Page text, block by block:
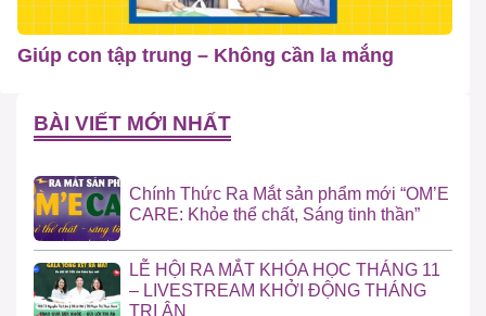
Giúp con tập trung – Không cần la mắng
BÀI VIẾT MỚI NHẤT
Chính Thức Ra Mắt sản phẩm mới “OM’E
CARE: Khỏe thể chất, Sáng tinh thần”
LỄ HỘI RA MẮT KHÓA HỌC THÁNG 11
– LIVESTREAM KHỞI ĐỘNG THÁNG
TRI ÂN